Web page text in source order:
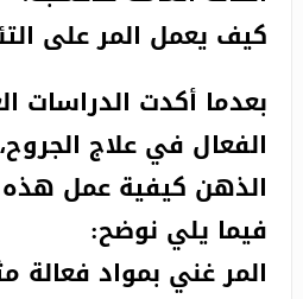
كيف يعمل المر على
بعدما أكدت الدراسات
الفعال في علاج
الذهن كيفية عمل هذه
فيما يلي نوضح:
المر غني بمواد فعالة